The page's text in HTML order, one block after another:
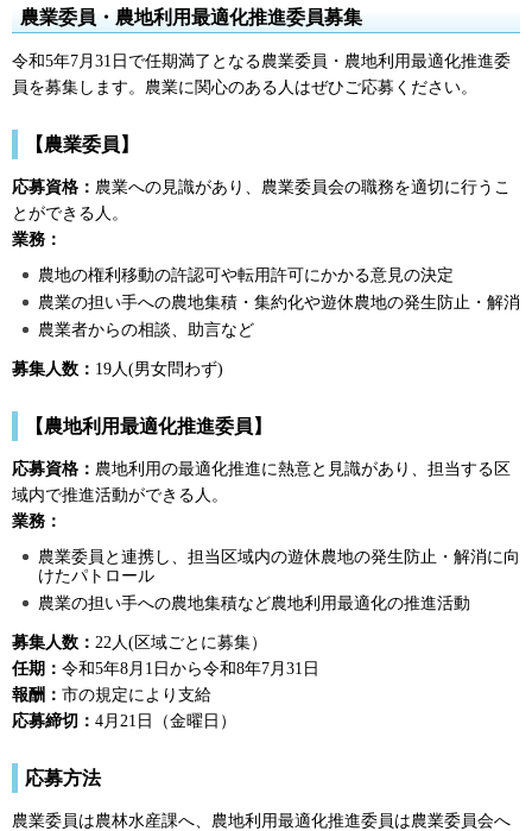
農業委員・農地利用最適化推進委員募集
令和5年7月31日で任期満了となる農業委員・農地利用最適化推進委
員を募集します。農業に関心のある人はぜひご応募ください。
【農業委員】
応募資格： 農業への見識があり、農業委員会の職務を適切に行うこ
とができる人。
業務：
農地の権利移動の許認可や転用許可にかかる意見の決定
農業の担い手への農地集積・集約化や遊休農地の発生防止・解消
農業者からの相談、助言など
募集人数： 19人(男女問わず)
【農地利用最適化推進委員】
応募資格： 農地利用の最適化推進に熱意と見識があり、担当する区
域内で推進活動ができる人。
業務：
農業委員と連携し、担当区域内の遊休農地の発生防止・解消に向
けたパトロール
農業の担い手への農地集積など農地利用最適化の推進活動
募集人数： 22人(区域ごとに募集）
任期： 令和5年8月1日から令和8年7月31日
報酬： 市の規定により支給
応募締切： 4月21日（金曜日）
応募方法
農業委員は農林水産課へ、農地利用最適化推進委員は農業委員会へ